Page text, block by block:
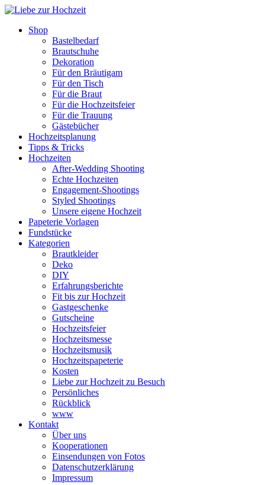
Shop
Bastelbedarf
Brautschuhe
Dekoration
Für den Bräutigam
Für den Tisch
Für die Braut
Für die Hochzeitsfeier
Für die Trauung
Gästebücher
Hochzeitsplanung
Tipps & Tricks
Hochzeiten
After-Wedding Shooting
Echte Hochzeiten
Engagement-Shootings
Styled Shootings
Unsere eigene Hochzeit
Papeterie Vorlagen
Fundstücke
Kategorien
Brautkleider
Deko
DIY
Erfahrungsberichte
Fit bis zur Hochzeit
Gastgeschenke
Gutscheine
Hochzeitsfeier
Hochzeitsmesse
Hochzeitsmusik
Hochzeitspapeterie
Kosten
Liebe zur Hochzeit zu Besuch
Persönliches
Rückblick
www
Kontakt
Über uns
Kooperationen
Einsendungen von Fotos
Datenschutzerklärung
Impressum